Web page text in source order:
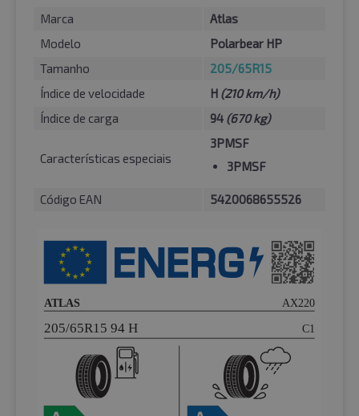
Marca
Atlas
Modelo
Polarbear HP
Tamanho
205/65R15
Índice de velocidade
H (210 km/h)
Índice de carga
94 (670 kg)
Características especiais
3PMSF
3PMSF
Código EAN 5420068655526